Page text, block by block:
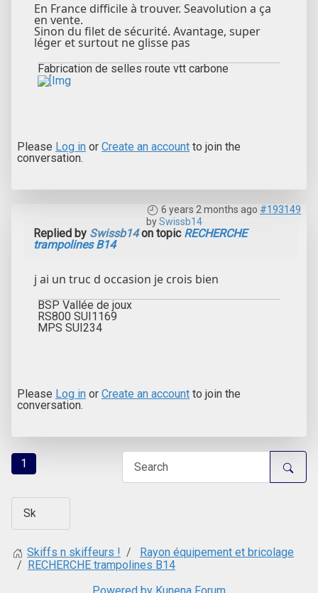
En France difficile à trouver. Seavolution a ça
en vente.
Sinon du filet de sécurité. Avantage, super
léger et surtout ne glisse pas
Fabrication de selles route vtt carbone
Please Log in or Create an account to join the
conversation.
6 years 2 months ago #193149
bySwissb14
Replied by Swissb14on topic RECHERCHE
trampolines B14
j ai un truc d occasion je crois bien
BSP Vallée de joux
RS800 SUI1169
MPS SUI234
Please Log in or Create an account to join the
conversation.
1
Skiffs n skiffeurs !
Rayon équipement et bricolage
RECHERCHE trampolines B14
Powered by Kunena Forum